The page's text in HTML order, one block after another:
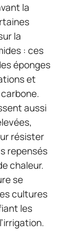
la
la
: ces
éponges
et
aussi
résister
repensés
chaleur.
se
cultures
les